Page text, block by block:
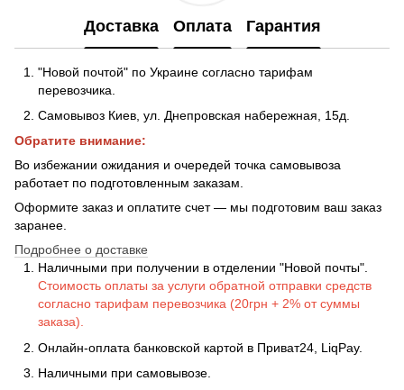
Доставка Оплата Гарантия
"Новой почтой" по Украине согласно тарифам
перевозчика.
Самовывоз Киев, ул. Днепровская набережная , 15д.
Обратите внимание:
Во избежании ожидания и очередей точка самовывоза
работает по подготовленным заказам.
Оформите заказ и оплатите счет — мы подготовим ваш заказ
заранее.
Подробнее о доставке
Наличными при получении в отделении "Новой почты".
Стоимость оплаты за услуги обратной отправки средств
согласно тарифам перевозчика (20грн + 2% от суммы
заказа).
Онлайн-оплата банковской картой в Приват24, LiqPay.
Наличными при самовывозе.